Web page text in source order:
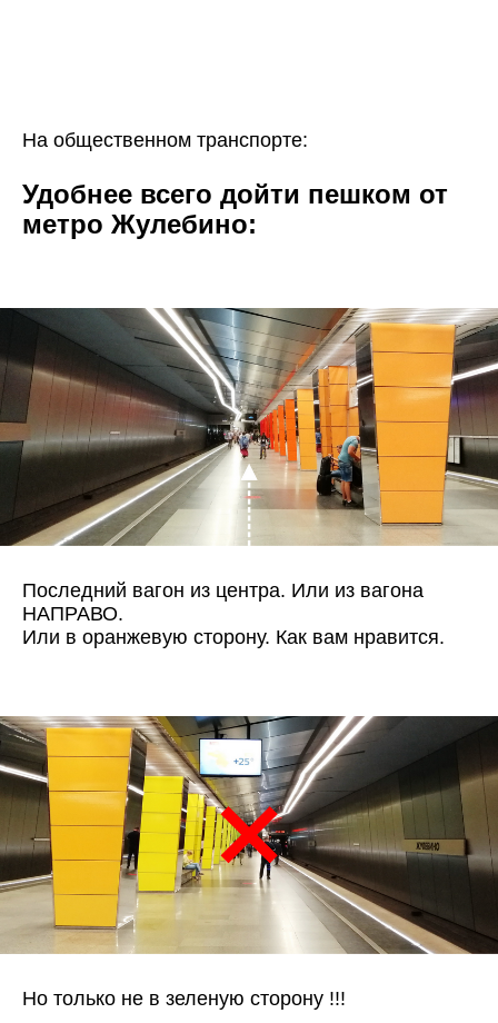
На общественном транспорте:
Удобнее всего дойти пешком от
метро Жулебино:
Последний вагон из центра. Или из вагона
НАПРАВО.
Или в оранжевую сторону. Как вам нравится.
Но только не в зеленую сторону !!!